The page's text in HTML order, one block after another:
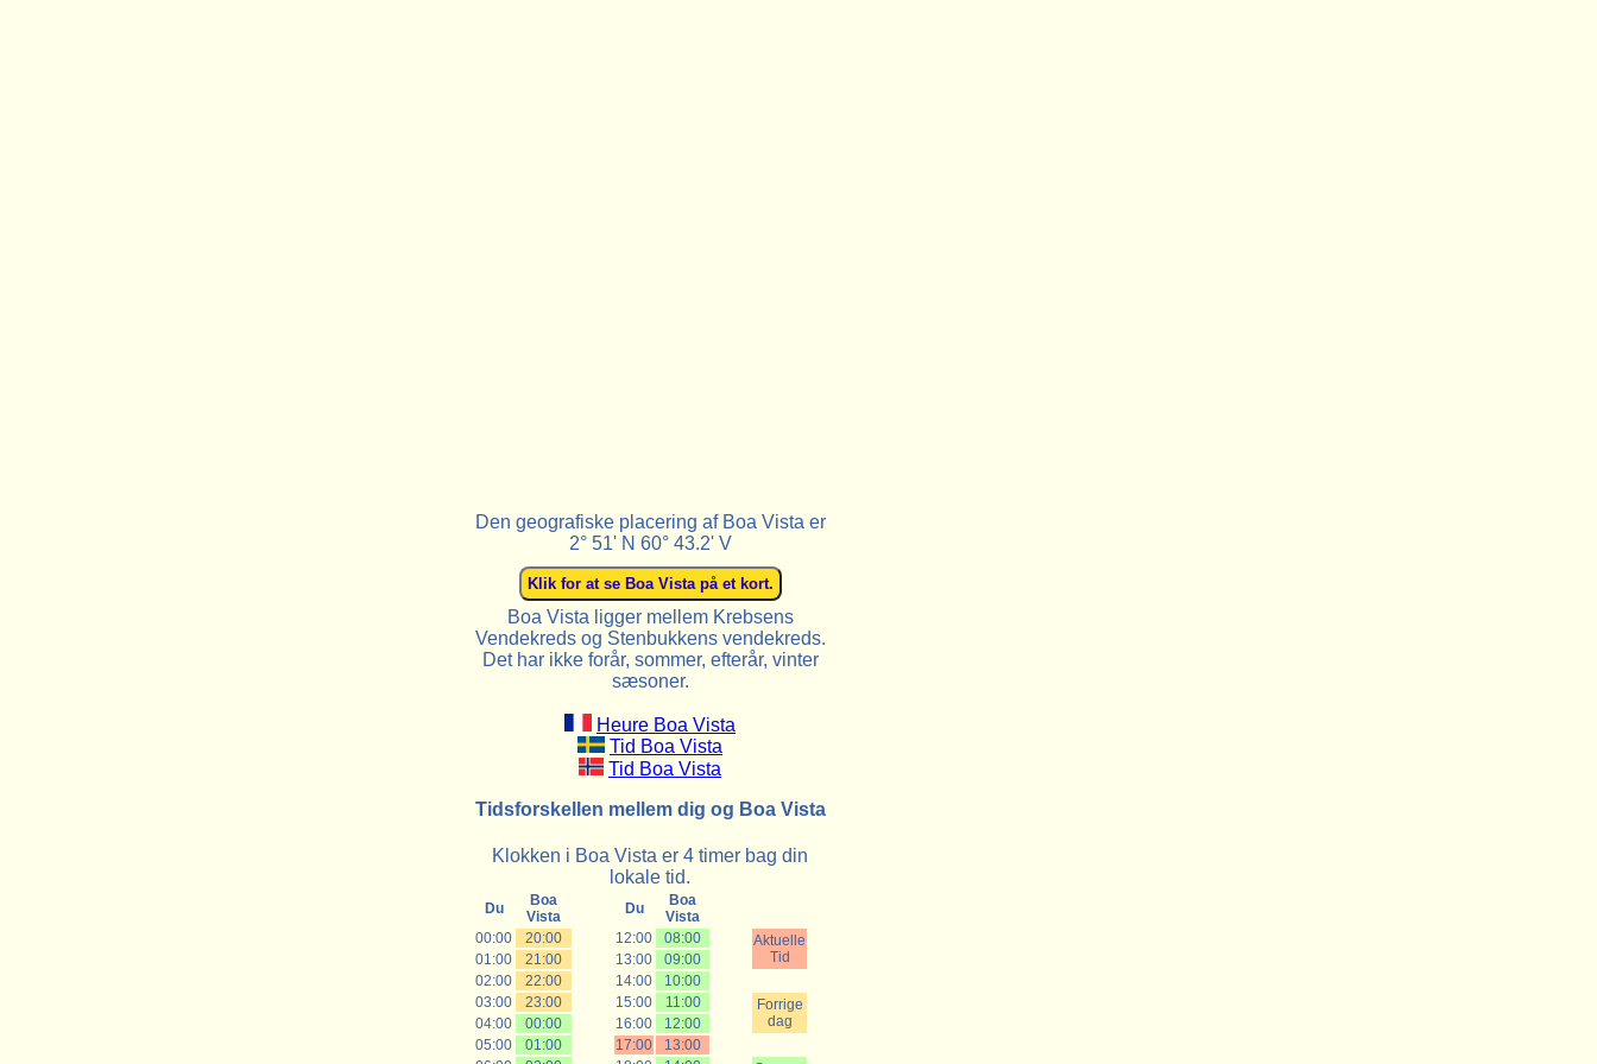
Den geografiske placering af Boa Vista er
2° 51' N 60° 43.2' V
Boa Vista ligger mellem Krebsens
Vendekreds og Stenbukkens vendekreds.
Det har ikke forår, sommer, efterår, vinter
sæsoner.
Heure Boa Vista
Tid Boa Vista
Tid Boa Vista
Tidsforskellen mellem dig og Boa Vista
Klokken i Boa Vista er 4 timer bag din
lokale tid.
Du
Boa
Vista
Du
Boa
Vista
00:00
20:00 12:00 08:00
Aktuelle
Tid
01:00 21:00 13:00
09:00
02:00
22:00 14:00
10:00
03:00
23:00 15:00 11:00
Forrige
dag
04:00 00:00 16:00
12:00
05:00
01:00 17:00
13:00